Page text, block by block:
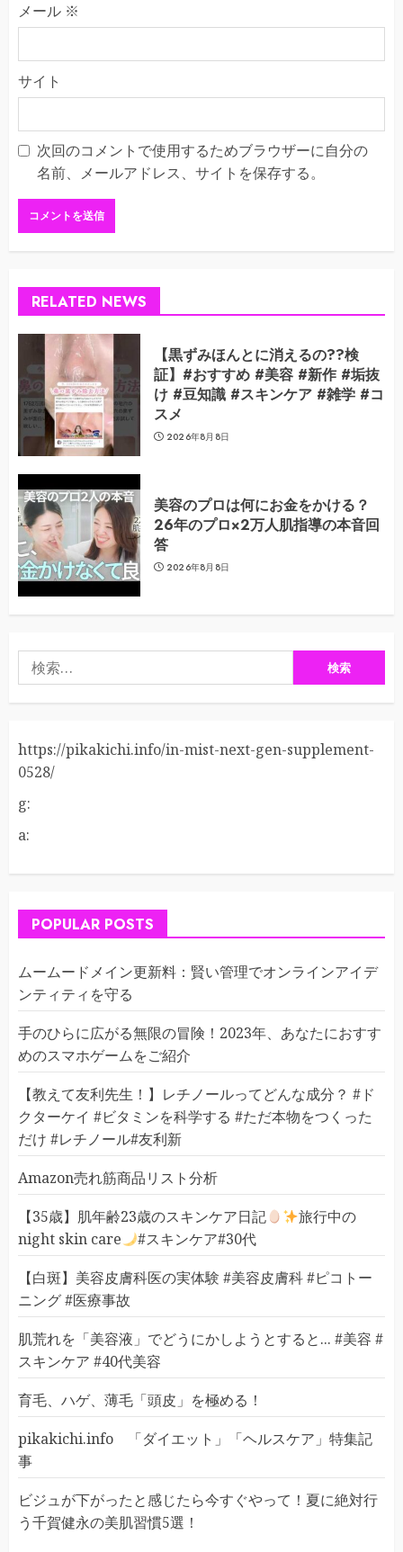
メール ※
サイト
次回のコメントで使用するためブラウザーに自分の
名前、メールアドレス、サイトを保存する。
RELATED NEWS
【黒ずみほんとに消えるの??検
証】#おすすめ #美容 #新作 #垢抜
け #豆知識 #スキンケア #雑学 #コ
スメ
2026年8月8日
美容のプロは何にお金をかける？
26年のプロ×2万人肌指導の本音回
答
2026年8月8日
索:
https://pikakichi.info/in-mist-next-gen-supplement-
0528/
g:
a:
POPULAR POSTS
ムームードメイン更新料：賢い管理でオンラインアイデ
ンティティを守る
手のひらに広がる無限の冒険！2023年、あなたにおすす
めのスマホゲームをご紹介
【教えて友利先生！】レチノールってどんな成分？ #ド
クターケイ #ビタミンを科学する #ただ本物をつくった
だけ #レチノール#友利新
Amazon売れ筋商品リスト分析
【35歳】肌年齢23歳のスキンケア日記
旅行中の
night skin care
#スキンケア#30代
【白斑】美容皮膚科医の実体験 #美容皮膚科 #ピコトー
ニング #医療事故
肌荒れを「美容液」でどうにかしようとすると... #美容 #
スキンケア #40代美容
育毛、ハゲ、薄毛「頭皮」を極める！
pikakichi.info 「ダイエット」「ヘルスケア」特集記
事
ビジュが下がったと感じたら今すぐやって！夏に絶対行
う千賀健永の美肌習慣5選！